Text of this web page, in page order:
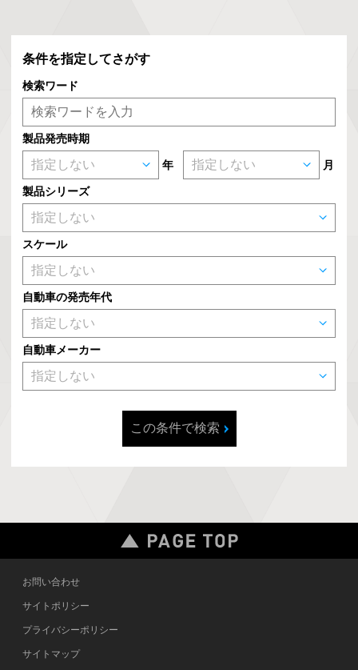
条件を指定してさがす
検索ワード
製品発売時期
年 月
製品シリーズ
スケール
自動車の発売年代
自動車メーカー
この条件で検索
お問い合わせ
サイトポリシー
プライバシーポリシー
サイトマップ